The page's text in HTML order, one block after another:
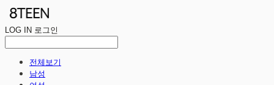
LOG IN 로그인
전체보기
남성